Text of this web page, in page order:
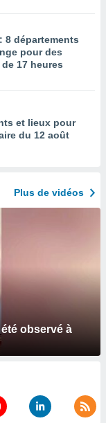
8 départements
pour des
17 heures
et lieux pour
du 12 août
Plus de vidéos
observé à